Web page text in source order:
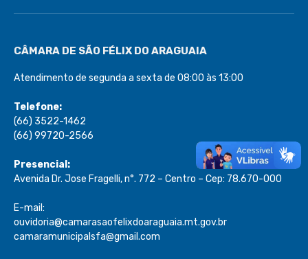
CÂMARA DE SÃO FÉLIX DO ARAGUAIA
Atendimento de segunda a sexta de 08:00 às 13:00
Telefone:
(66) 3522-1462
(66) 99720-2566
Presencial:
Avenida Dr. Jose Fragelli, n°. 772 – Centro – Cep: 78.670-000
E-mail:
ouvidoria@camarasaofelixdoaraguaia.mt.gov.br
camaramunicipalsfa@gmail.com